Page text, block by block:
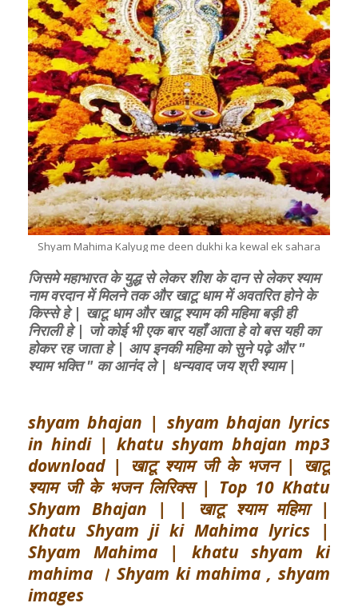
Shyam Mahima Kalyug me deen dukhi ka kewal ek sahara
जिसमे महाभारत के युद्ध से लेकर शीश के दान से लेकर श्याम
नाम वरदान में मिलने तक और खाटू धाम में अवतरित होने के
किस्से हे | खाटू धाम और खाटू श्याम की महिमा बड़ी ही
निराली हे | जो कोई भी एक बार यहाँ आता हे वो बस यही का
होकर रह जाता हे | आप इनकी महिमा को सुने पढ़े और "
श्याम भक्ति " का आनंद ले | धन्यवाद जय श्री श्याम |
shyam bhajan | shyam bhajan lyrics
in hindi | khatu shyam bhajan mp3
download | खाटू श्याम जी के भजन | खाटू
श्याम जी के भजन लिरिक्स | Top 10 Khatu
Shyam Bhajan | | खाटू श्याम महिमा |
Khatu Shyam ji ki Mahima lyrics |
Shyam Mahima | khatu shyam ki
mahima । Shyam ki mahima , shyam
images